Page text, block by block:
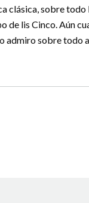
clásica, sobre
lis Cinco. Aún
admiro sobre todo